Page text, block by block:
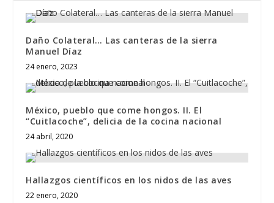
Daño Colateral… Las canteras de la sierra
Manuel Díaz
24 enero, 2023
México, pueblo que come hongos. II. El
“Cuitlacoche”, delicia de la cocina nacional
24 abril, 2020
Hallazgos científicos en los nidos de las aves
22 enero, 2020